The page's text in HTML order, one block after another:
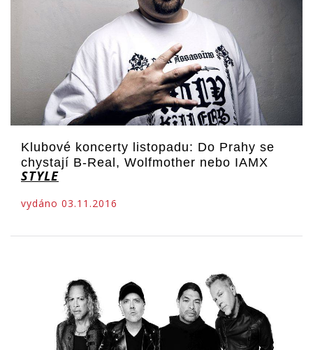
Klubové koncerty listopadu: Do Prahy se
chystají B-Real, Wolfmother nebo IAMX
STYLE
vydáno 03.11.2016